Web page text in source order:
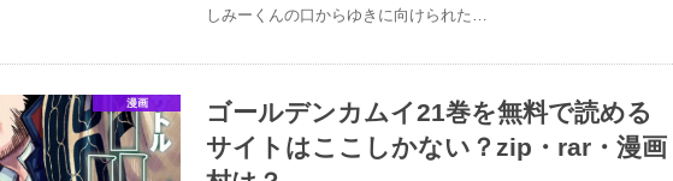
しみーくんの口からゆきに向けられた…
漫画
ゴールデンカムイ21巻を無料で読める
サイトはここしかない？zip・rar・漫画